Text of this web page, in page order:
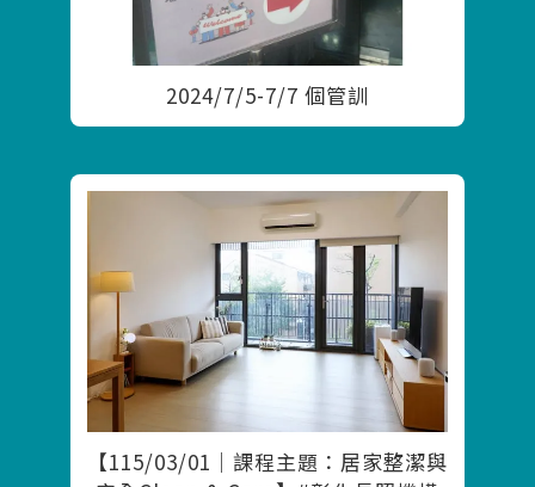
2024/7/5-7/7 個管訓
【115/03/01｜課程主題：居家整潔與